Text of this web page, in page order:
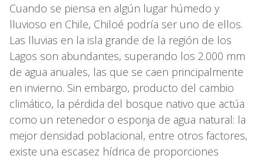
Cuando se piensa en algún lugar húmedo y
lluvioso en Chile, Chiloé podría ser uno de ellos.
Las lluvias en la isla grande de la región de los
Lagos son abundantes, superando los 2.000 mm
de agua anuales, las que se caen principalmente
en invierno. Sin embargo, producto del cambio
climático, la pérdida del bosque nativo que actúa
como un retenedor o esponja de agua natural: la
mejor densidad poblacional, entre otros factores,
existe una escasez hídrica de proporciones